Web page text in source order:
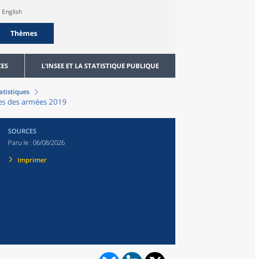
English
Thèmes
L'INSEE ET LA STATISTIQUE PUBLIQUE
des armées 2019
SOURCES
Paru le : 06/08/2026
Imprimer